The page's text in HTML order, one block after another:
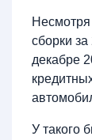
Несмотря
сборки
декабре
У такого